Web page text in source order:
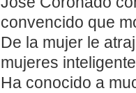
convencido que
De la mujer le
mujeres
Ha conocido a